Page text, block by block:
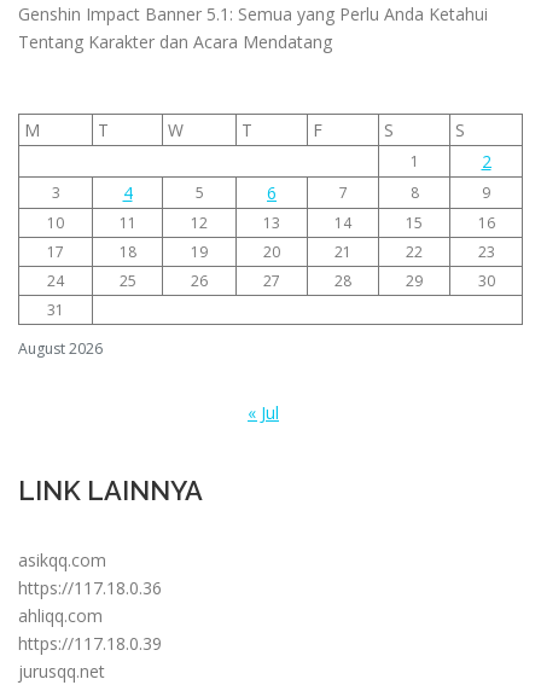
Genshin Impact Banner 5.1: Semua yang Perlu Anda Ketahui
Tentang Karakter dan Acara Mendatang
August 2026
M T W T F S S
1 2
3 4 5 6 7 8
9
10
11 12 13 14 15
16
17
18 19 20 21 22
23
24
25 26 27 28 29
30
31
« Jul
LINK LAINNYA
asikqq.com
https://117.18.0.36
ahliqq.com
https://117.18.0.39
jurusqq.net